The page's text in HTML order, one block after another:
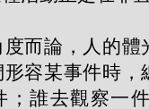
而論，人的
容某事件時
；誰去觀察一